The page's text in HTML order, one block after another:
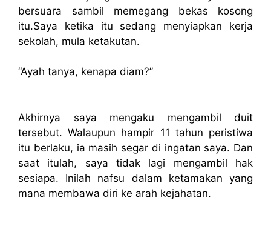
bersuara sambil memegang bekas kosong
itu.Saya ketika itu sedang menyiapkan kerja
sekolah, mula ketakutan.
“Ayah tanya, kenapa diam?”
Akhirnya saya mengaku mengambil duit
tersebut. Walaupun hampir 11 tahun peristiwa
itu berlaku, ia masih segar di ingatan saya. Dan
saat itulah, saya tidak lagi mengambil hak
sesiapa. Inilah nafsu dalam ketamakan yang
mana membawa diri ke arah kejahatan.